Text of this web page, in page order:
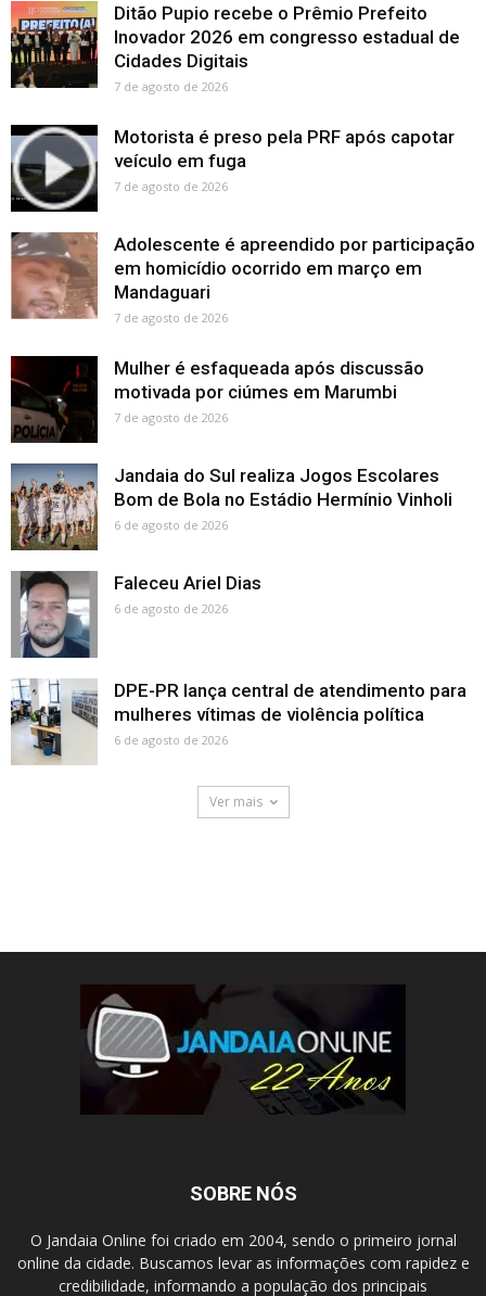
Ditão Pupio recebe o Prêmio Prefeito
Inovador 2026 em congresso estadual de
Cidades Digitais
7 de agosto de 2026
Motorista é preso pela PRF após capotar
veículo em fuga
7 de agosto de 2026
Adolescente é apreendido por participação
em homicídio ocorrido em março em
Mandaguari
7 de agosto de 2026
Mulher é esfaqueada após discussão
motivada por ciúmes em Marumbi
7 de agosto de 2026
Jandaia do Sul realiza Jogos Escolares
Bom de Bola no Estádio Hermínio Vinholi
6 de agosto de 2026
Faleceu Ariel Dias
6 de agosto de 2026
DPE-PR lança central de atendimento para
mulheres vítimas de violência política
6 de agosto de 2026
Ver mais
SOBRE NÓS
O Jandaia Online foi criado em 2004, sendo o primeiro jornal
online da cidade. Buscamos levar as informações com rapidez e
credibilidade, informando a população dos principais